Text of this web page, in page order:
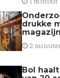
drukke
2
Bol